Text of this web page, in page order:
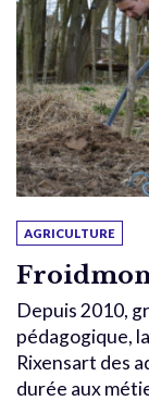
AGRICULTURE
Depuis 2010,
pédagogique,
Rixensart des
durée aux